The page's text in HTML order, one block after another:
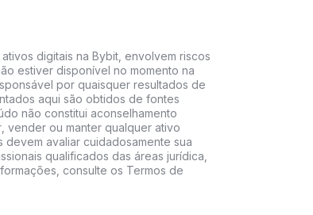
digitais na Bybit, envolvem riscos
estiver disponível no momento na
por quaisquer resultados de
aqui são obtidos de fontes
não constitui aconselhamento
vender ou manter qualquer ativo
avaliar cuidadosamente sua
qualificados das áreas jurídica,
consulte os Termos de